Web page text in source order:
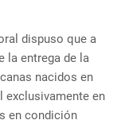
dispuso que a
la entrega de la
nacidos en
exclusivamente en
en condición